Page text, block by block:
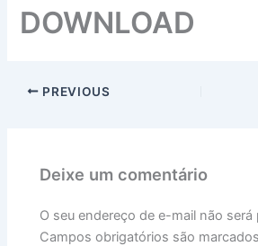
DOWNLOAD
PREVIOUS
Deixe um comentário
O seu endereço de e-mail não será
Campos obrigatórios são